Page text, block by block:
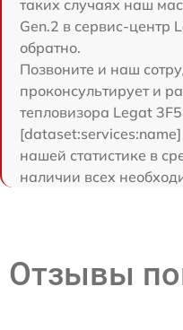
таких случаях наш
Gen.2 в сервис-центр
обратно.
Позвоните и наш
проконсультирует и
тепловизора Legat
нашей статистике в
наличии всех
Отзывы